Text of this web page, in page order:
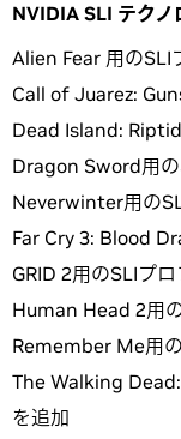
NVIDIA SLI テクノ
Alien Fear 用のSLI
Call of Juarez:
Dead Island:
Dragon Sword用
Neverwinter用の
Far Cry 3: Blood
GRID 2用のSLIプ
Human Head 2用
Remember Me用
The Walking
を追加